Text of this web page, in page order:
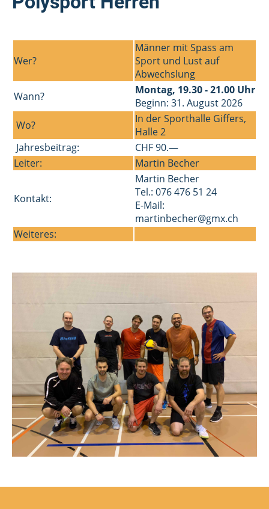
Wer?
Männer mit Spass am
Sport und Lust auf
Abwechslung
Wann?
Montag, 19.30 - 21.00 Uhr
Beginn: 31. August 2026
Wo?
In der Sporthalle Giffers,
Halle 2
Jahresbeitrag:
CHF 90.—
Leiter:
Martin Becher
Kontakt:
Martin Becher
Tel.: 076 476 51 24
E-Mail:
martinbecher@gmx.ch
Weiteres: